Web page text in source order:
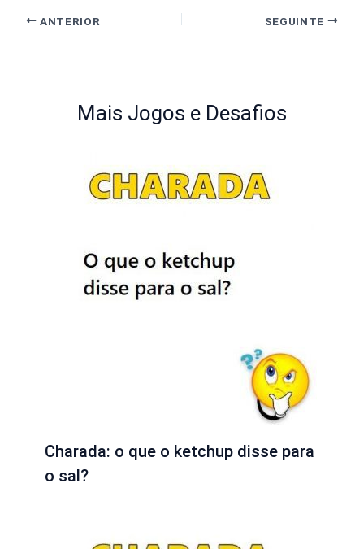
ANTERIOR SEGUINTE
Mais Jogos e Desafios
Charada: o que o ketchup disse para
o sal?